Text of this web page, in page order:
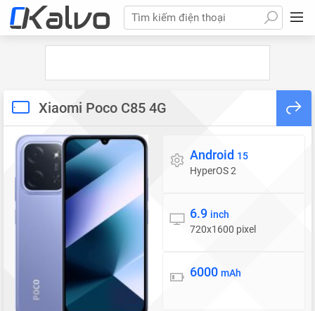
Tìm kiếm điện thoại
Xiaomi Poco C85 4G
Hệ điều hành
Android 15
HyperOS 2
Màn hình
6.9 inch
720x1600 pixel
Pin
6000 mAh